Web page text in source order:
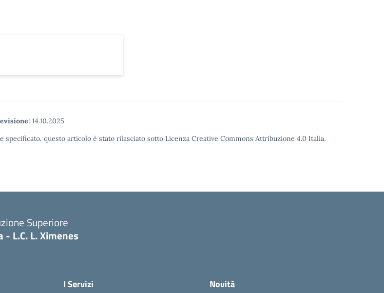
14.10.2025
specificato, questo articolo è stato rilasciato sotto Licenza Creative Commons Attribuzione 4.0 Italia.
Superiore
- L.C. L. Ximenes
I Servizi Novità